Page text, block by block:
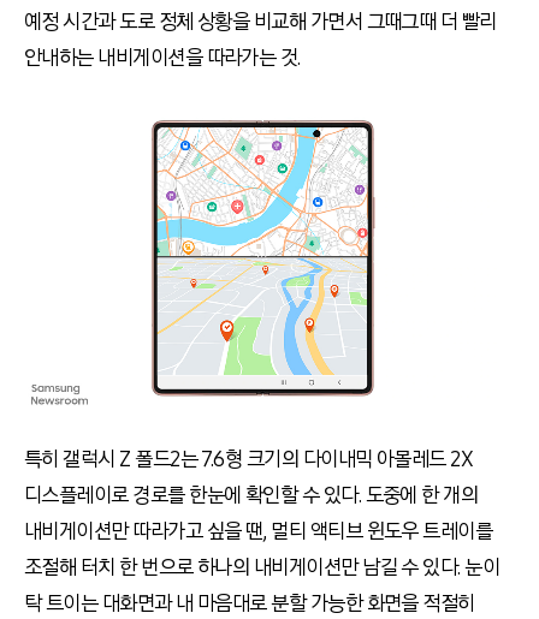
예정 시간과 도로 정체 상황을 비교해 가면서 그때그때 더 빨리
안내하는 내비게이션을 따라가는 것.
특히 갤럭시 Z 폴드2는 7.6형 크기의 다이내믹 아몰레드 2X
디스플레이로 경로를 한눈에 확인할 수 있다. 도중에 한 개의
내비게이션만 따라가고 싶을 땐, 멀티 액티브 윈도우 트레이를
조절해 터치 한 번으로 하나의 내비게이션만 남길 수 있다. 눈이
탁 트이는 대화면과 내 마음대로 분할 가능한 화면을 적절히